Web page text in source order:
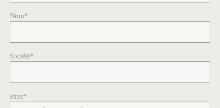
Nom*
Société*
Pays*